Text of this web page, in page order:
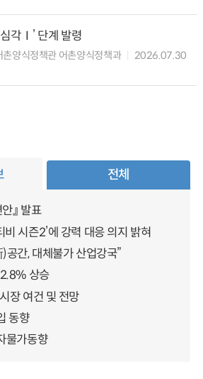
각Ⅰ’ 단계 발령
양식정책관 어촌양식정책과
2026.07.30
전체
』 발표
비 시즌2’에 강력 대응 의지 밝혀
간, 대체불가 산업강국”
상승
장 여건 및 전망
동향
물가동향